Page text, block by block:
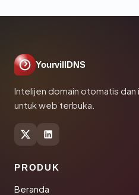
YourvillDNS
Intelijen domain otomatis
untuk web terbuka.
PRODUK
Beranda